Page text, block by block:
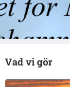
Vad vi gör